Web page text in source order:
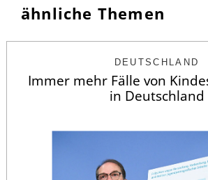
ähnliche Themen
DEUTSCHLAND
Immer mehr Fälle von
in Deutschland